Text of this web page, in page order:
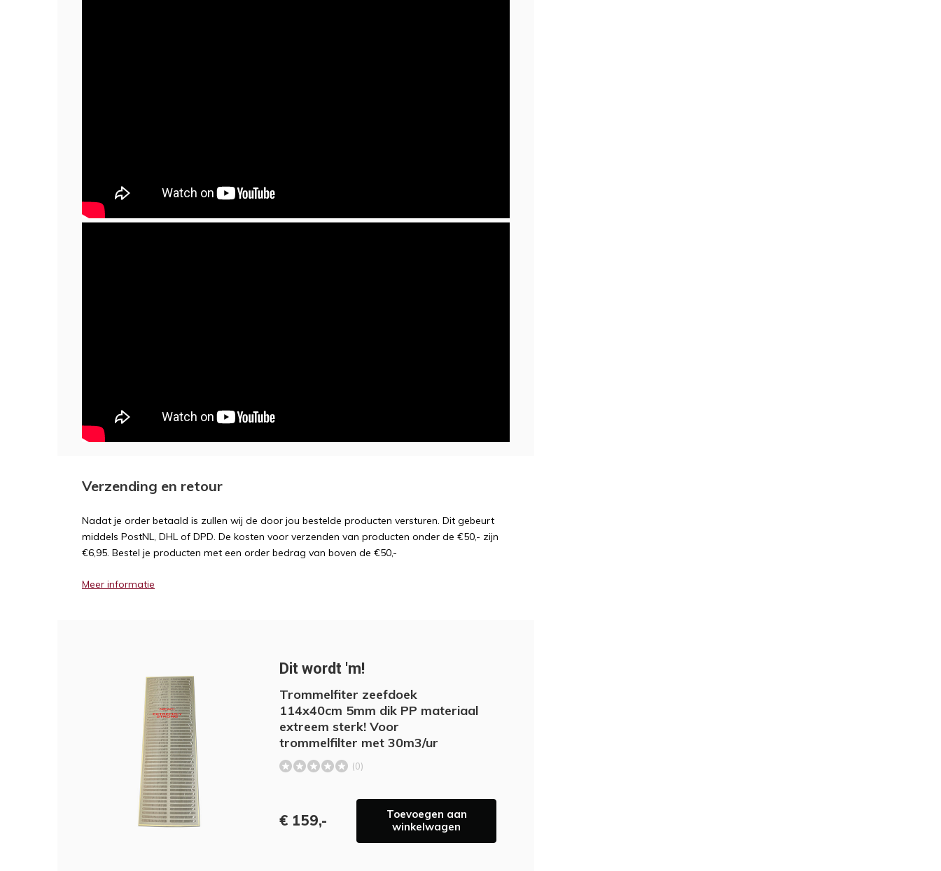
Verzending en retour
Nadat je order betaald is zullen wij de door jou bestelde producten versturen. Dit gebeurt
middels PostNL, DHL of DPD. De kosten voor verzenden van producten onder de €50,- zijn
€6,95. Bestel je producten met een order bedrag van boven de €50,-
Meer informatie
Dit wordt 'm!
Trommelfiter zeefdoek
114x40cm 5mm dik PP materiaal
extreem sterk! Voor
trommelfilter met 30m3/ur
(0)
€ 159,-
Toevoegen aan
winkelwagen